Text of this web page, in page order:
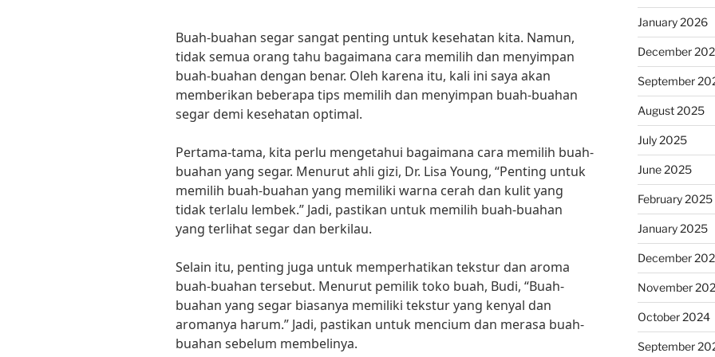
Buah-buahan segar sangat penting untuk kesehatan kita. Namun,
tidak semua orang tahu bagaimana cara memilih dan menyimpan
buah-buahan dengan benar. Oleh karena itu, kali ini saya akan
memberikan beberapa tips memilih dan menyimpan buah-buahan
segar demi kesehatan optimal.
Pertama-tama, kita perlu mengetahui bagaimana cara memilih buah-
buahan yang segar. Menurut ahli gizi, Dr. Lisa Young, “Penting untuk
memilih buah-buahan yang memiliki warna cerah dan kulit yang
tidak terlalu lembek.” Jadi, pastikan untuk memilih buah-buahan
yang terlihat segar dan berkilau.
Selain itu, penting juga untuk memperhatikan tekstur dan aroma
buah-buahan tersebut. Menurut pemilik toko buah, Budi, “Buah-
buahan yang segar biasanya memiliki tekstur yang kenyal dan
aromanya harum.” Jadi, pastikan untuk mencium dan merasa buah-
buahan sebelum membelinya.
January 2026
December
September
August 2025
July 2025
June 2025
February 2025
January 2025
December
November
October 2024
September